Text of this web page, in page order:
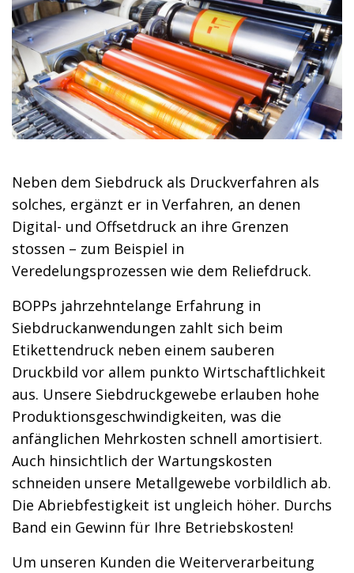
Neben dem Siebdruck als Druckverfahren als
solches, ergänzt er in Verfahren, an denen
Digital- und Offsetdruck an ihre Grenzen
stossen – zum Beispiel in
Veredelungsprozessen wie dem Reliefdruck.
BOPPs jahrzehntelange Erfahrung in
Siebdruckanwendungen zahlt sich beim
Etikettendruck neben einem sauberen
Druckbild vor allem punkto Wirtschaftlichkeit
aus. Unsere Siebdruckgewebe erlauben hohe
Produktionsgeschwindigkeiten, was die
anfänglichen Mehrkosten schnell amortisiert.
Auch hinsichtlich der Wartungskosten
schneiden unsere Metallgewebe vorbildlich ab.
Die Abriebfestigkeit ist ungleich höher. Durchs
Band ein Gewinn für Ihre Betriebskosten!
Um unseren Kunden die Weiterverarbeitung